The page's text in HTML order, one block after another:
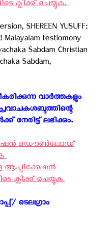
ക്ലിക്ക് ചെയ്യുക.
SHEREEN YUSUFF:
Malayalam testiomony
Sabdam Christian
Sabdam,
വാർത്തകളും
ലഭിക്കും.
ഡൌണ്‍ലോഡ്
ചെയ്യുക
ടെലഗ്രാം